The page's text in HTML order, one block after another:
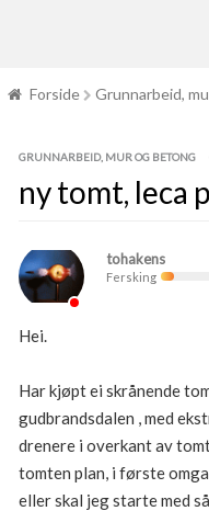
Forside Grunnarbeid,
GRUNNARBEID, MUR OG BETONG
ny tomt, leca
tohakens
Fersking
Hei.
Har kjøpt ei skrånende
gudbrandsdalen , med
drenere i overkant av
tomten plan, i første
eller skal jeg starte med